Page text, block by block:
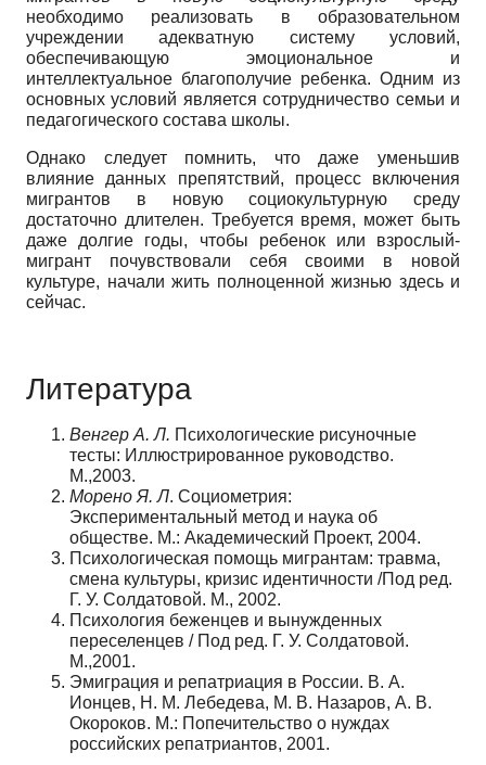
необходимо реализовать в образовательном
учреждении адекватную систему условий,
обеспечивающую эмоциональное и
интеллектуальное благополучие ребенка. Одним из
основных условий является сотрудничество семьи и
педагогического состава школы.
Однако следует помнить, что даже уменьшив
влияние данных препятствий, процесс включения
мигрантов в новую социокультурную среду
достаточно длителен. Требуется время, может быть
даже долгие годы, чтобы ребенок или взрослый-
мигрант почувствовали себя своими в новой
культуре, начали жить полноценной жизнью здесь и
сейчас.
Литература
Венгер А. Л. Психологические рисуночные
тесты: Иллюстрированное руководство.
М.,2003.
Морено Я. Л. Социометрия:
Экспериментальный метод и наука об
обществе. М.: Академический Проект, 2004.
Психологическая помощь мигрантам: травма,
смена культуры, кризис идентичности /Под ред.
Г. У. Солдатовой. М., 2002.
Психология беженцев и вынужденных
переселенцев / Под ред. Г. У. Солдатовой.
М.,2001.
Эмиграция и репатриация в России. В. А.
Ионцев, Н. М. Лебедева, М. В. Назаров, А. В.
Окороков. М.: Попечительство о нуждах
российских репатриантов, 2001.